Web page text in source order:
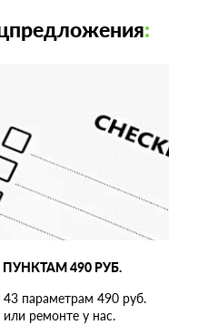
:
490 РУБ.
параметрам 490 руб.
ремонте у нас.